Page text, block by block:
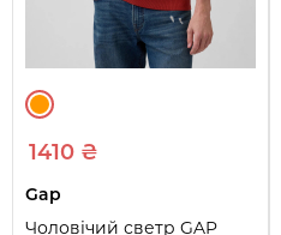
1410 ₴
Gap
Чоловічий светр GAP